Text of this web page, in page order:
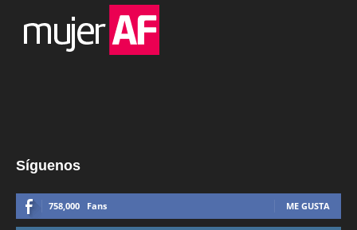
Síguenos
758,000 Fans ME GUSTA